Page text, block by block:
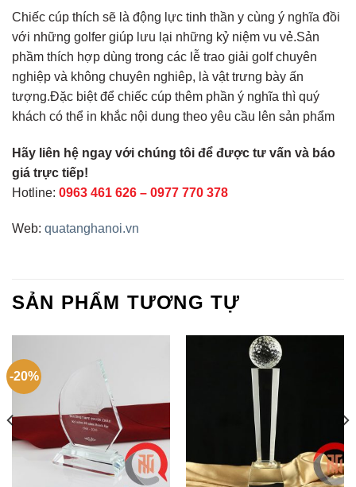
Chiếc cúp thích sẽ là động lực tinh thần y cùng ý nghĩa đồi
với những golfer giúp lưu lại những kỷ niệm vu vẻ.Sản
phầm thích hợp dùng trong các lễ trao giải golf chuyên
nghiệp và không chuyên nghiêp, là vật trưng bày ấn
tượng.Đặc biệt để chiếc cúp thêm phần ý nghĩa thì quý
khách có thể in khắc nội dung theo yêu cầu lên sản phẩm
Hãy liên hệ ngay với chúng tôi để được tư vấn và báo
giá trực tiếp!
Hotline: 0963 461 626 – 0977 770 378
Web: quatanghanoi.vn
SẢN PHẨM TƯƠNG TỰ
-20%